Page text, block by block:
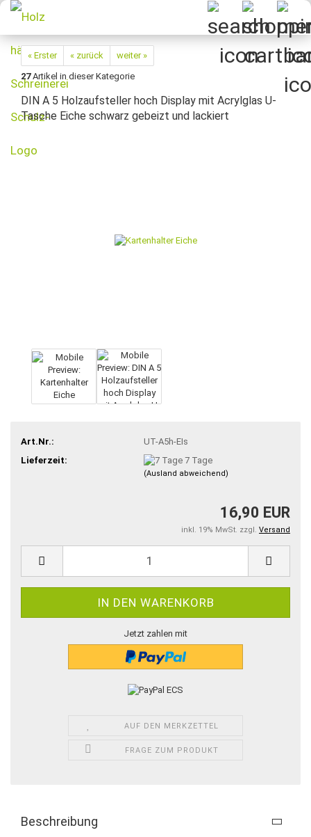
« Erster « zurück
weiter »
27Artikel in dieser Kategorie
DIN A 5 Holzaufsteller hoch Display mit Acrylglas U-
Tasche Eiche schwarz gebeizt und lackiert
Art.Nr.:
UT-A5h-EIs
Lieferzeit:
7 Tage
(Ausland abweichend)
16,90 EUR
inkl. 19% MwSt. zzgl. Versand
Jetzt zahlen mit
AUF DEN MERKZETTEL
FRAGE ZUM PRODUKT
Beschreibung